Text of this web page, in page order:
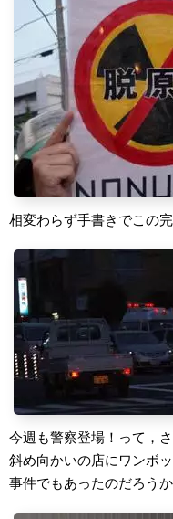
相変わらず手書きでこの完
今週も警察登場！って，
斜め向かいの店にワンボ
事件でもあったのだろうか